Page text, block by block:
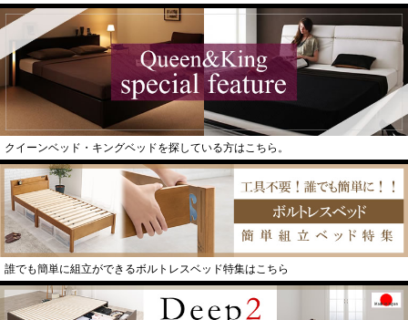
クイーンベッド・キングベッドを探している方はこちら。
誰でも簡単に組立ができるボルトレスベッド特集はこちら